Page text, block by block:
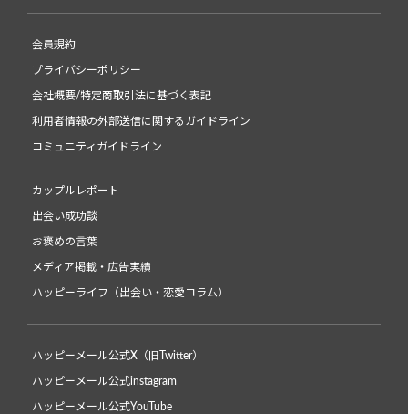
会員規約
プライバシーポリシー
会社概要/特定商取引法に基づく表記
利用者情報の外部送信に関するガイドライン
コミュニティガイドライン
カップルレポート
出会い成功談
お褒めの言葉
メディア掲載・広告実績
ハッピーライフ（出会い・恋愛コラム）
ハッピーメール公式X（旧Twitter）
ハッピーメール公式instagram
ハッピーメール公式YouTube